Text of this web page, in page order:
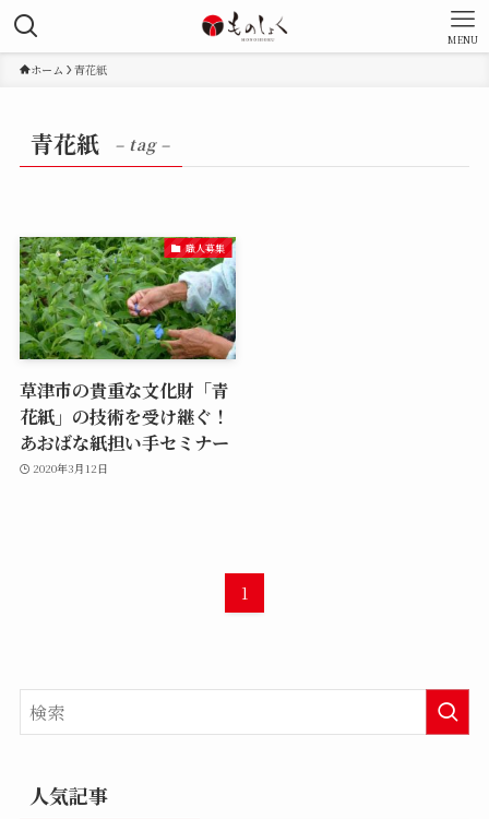
MENU
ホーム 青花紙
青花紙 – tag –
職人募集
草津市の貴重な文化財「青
花紙」の技術を受け継ぐ！
あおばな紙担い手セミナー
2020年3月12日
1
人気記事